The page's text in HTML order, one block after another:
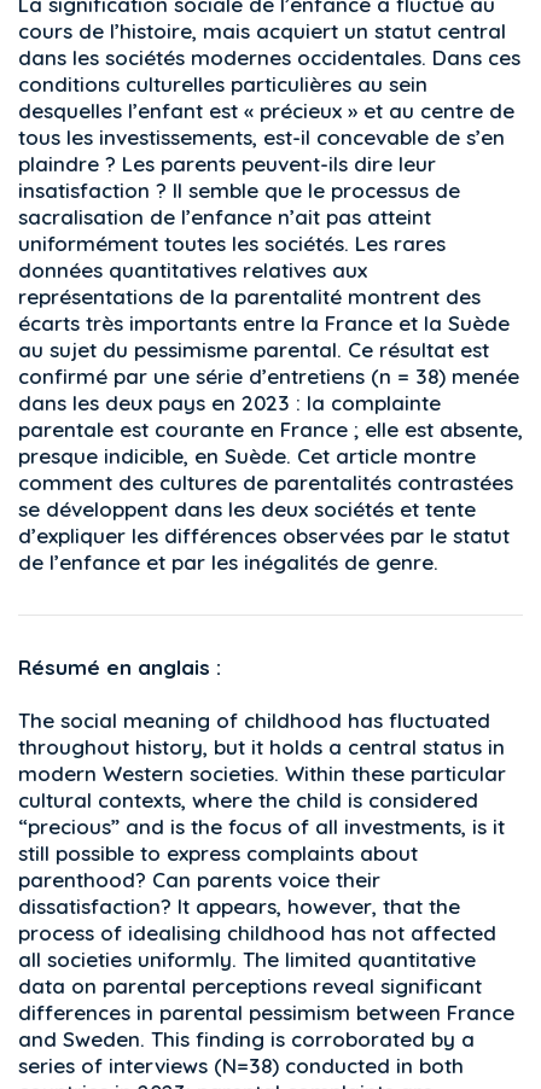
cours de l’histoire, mais acquiert un statut central
dans les sociétés modernes occidentales. Dans ces
conditions culturelles particulières au sein
desquelles l’enfant est « précieux » et au centre de
tous les investissements, est-il concevable de s’en
plaindre ? Les parents peuvent-ils dire leur
insatisfaction ? Il semble que le processus de
sacralisation de l’enfance n’ait pas atteint
uniformément toutes les sociétés. Les rares
données quantitatives relatives aux
représentations de la parentalité montrent des
écarts très importants entre la France et la Suède
au sujet du pessimisme parental. Ce résultat est
confirmé par une série d’entretiens (n = 38) menée
dans les deux pays en 2023 : la complainte
parentale est courante en France ; elle est absente,
presque indicible, en Suède. Cet article montre
comment des cultures de parentalités contrastées
se développent dans les deux sociétés et tente
d’expliquer les différences observées par le statut
de l’enfance et par les inégalités de genre.
Résumé en anglais :
The social meaning of childhood has fluctuated
throughout history, but it holds a central status in
modern Western societies. Within these particular
cultural contexts, where the child is considered
“precious” and is the focus of all investments, is it
still possible to express complaints about
parenthood? Can parents voice their
dissatisfaction? It appears, however, that the
process of idealising childhood has not affected
all societies uniformly. The limited quantitative
data on parental perceptions reveal significant
differences in parental pessimism between France
and Sweden. This finding is corroborated by a
series of interviews (N=38) conducted in both